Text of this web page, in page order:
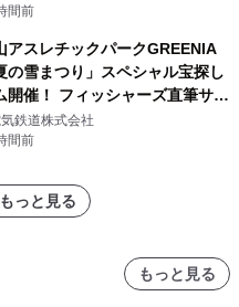
間前
アスレチックパークGREENIA
の雪まつり」スペシャル宝探し
開催！ フィッシャーズ直筆サイ
など豪華景品が登場！
鉄道株式会社
間前
っと見る
もっと見る